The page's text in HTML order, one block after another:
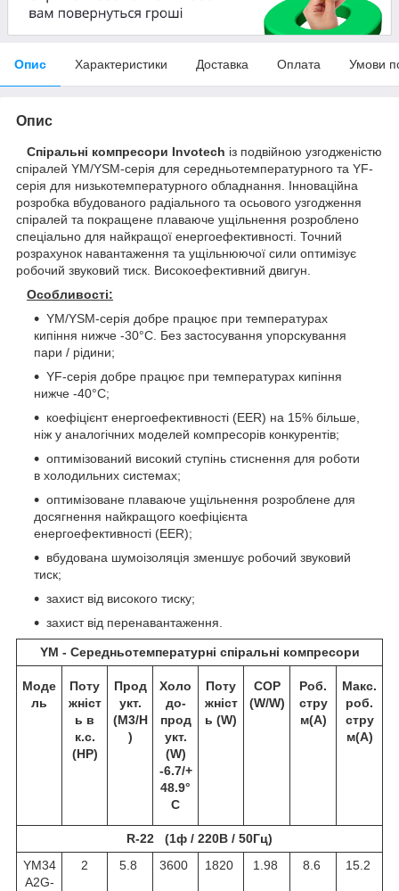
Опис Характеристики Доставка Оплата Умови
Опис
Спіральні компресори Invotech із подвійною узгодженістю
спіралей YM/YSM-серія для середньотемпературного та YF-
серія для низькотемпературного обладнання. Інноваційна
розробка вбудованого радіального та осьового узгодження
спіралей та покращене плаваюче ущільнення розроблено
спеціально для найкращої енергоефективності. Точний
розрахунок навантаження та ущільнюючої сили оптимізує
робочий звуковий тиск. Високоефективний двигун.
Особливості:
YM/YSM-серія добре працює при температурах
кипіння нижче -30°С. Без застосування упорскування
пари / рідини;
YF-серія добре працює при температурах кипіння
нижче -40°С;
коефіцієнт енергоефективності (EER) на 15% більше,
ніж у аналогічних моделей компресорів конкурентів;
оптимізований високий ступінь стиснення для роботи
в холодильних системах;
оптимізоване плаваюче ущільнення розроблене для
досягнення найкращого коефіцієнта
енергоефективності (EER);
вбудована шумоізоляція зменшує робочий звуковий
тиск;
захист від високого тиску;
захист від перенавантаження.
YM - Середньотемпературні спіральні компресори
Моде
ль
Поту
жніст
ь в
к.с.
(HP)
Прод
укт.
(M3/H
)
Холо
до-
прод
укт.
(W)
-6.7/+
48.9°
C
Поту
жніст
ь (W)
COP
(W/W)
Роб.
стру
м(A)
Макс.
роб.
стру
м(A)
R-22 (1ф / 220В / 50Гц)
YM34
A2G-
2 5.8 3600 1820 1.98 8.6 15.2